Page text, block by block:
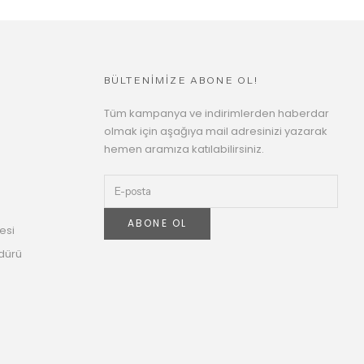
BÜLTENİMİZE ABONE OL!
Tüm kampanya ve indirimlerden haberdar
olmak için aşağıya mail adresinizi yazarak
hemen aramıza katılabilirsiniz.
ABONE OL